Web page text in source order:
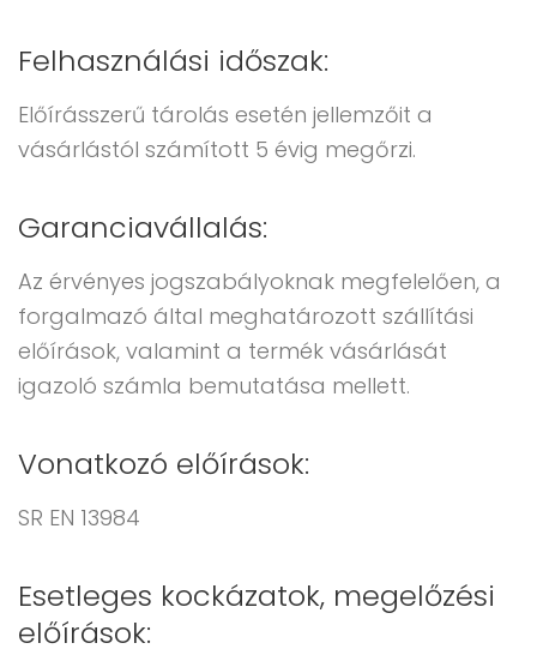
Felhasználási időszak:
Előírásszerű tárolás esetén jellemzőit a
vásárlástól számított 5 évig megőrzi.
Garanciavállalás:
Az érvényes jogszabályoknak megfelelően, a
forgalmazó által meghatározott szállítási
előírások, valamint a termék vásárlását
igazoló számla bemutatása mellett.
Vonatkozó előírások:
SR EN 13984
Esetleges kockázatok, megelőzési
előírások: